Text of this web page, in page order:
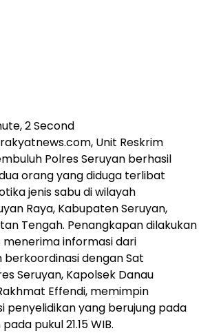
2 Second
Unit Reskrim
Polres Seruyan berhasil
orang yang diduga terlibat
jenis sabu di wilayah
Raya, Kabupaten Seruyan,
Tengah. Penangkapan dilakukan
informasi dari
dengan Sat
Seruyan, Kapolsek Danau
Effendi, memimpin
penyelidikan yang berujung pada
pukul 21.15 WIB.